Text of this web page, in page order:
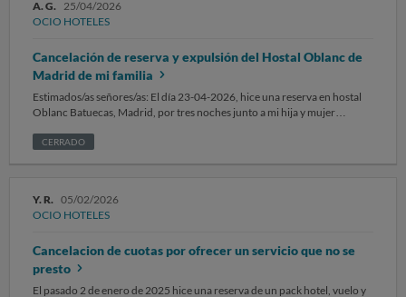
A. G. 25/04/2026
OCIO HOTELES
Cancelación de reserva y expulsión del Hostal Oblanc de
Madrid de mi familia
Estimados/as señores/as: El día 23-04-2026, hice una reserva en hostal
Oblanc Batuecas, Madrid, por tres noches junto a mi hija y mujer
habitación. A las 20:30 horas, nos mandan un email que nos comunica la
sobre las dos de la madrugada un alojamiento, después de horas y horas
dando vueltas por Madrid cargados de maletas. A dia de hoy, no tenemos
establecimiento en ningún momento se acercaron al establecimiento
para hablar con nosotros, ni nos llamaron, fue la recepcionista la que
CERRADO
Y. R. 05/02/2026
OCIO HOTELES
Cancelacion de cuotas por ofrecer un servicio que no se
presto
El pasado 2 de enero de 2025 hice una reserva de un pack hotel, vuelo y